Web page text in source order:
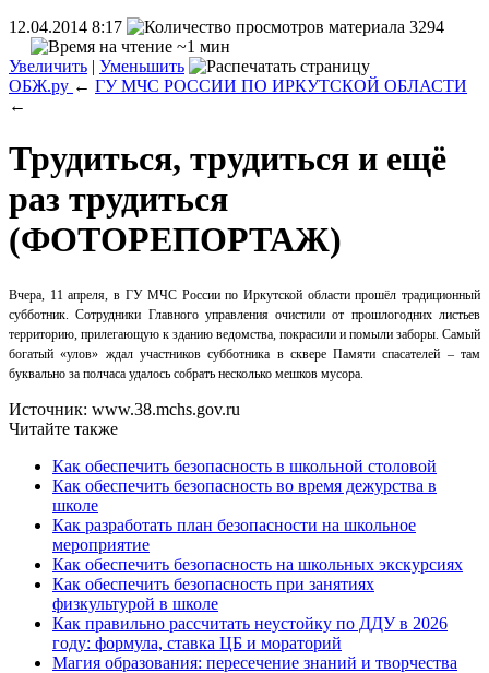
12.04.2014 8:17
3294
~1 мин
Увеличить | Уменьшить
ОБЖ.ру ← ГУ МЧС РОССИИ ПО ИРКУТСКОЙ ОБЛАСТИ
←
Трудиться, трудиться и ещё
раз трудиться
(ФОТОРЕПОРТАЖ)
Вчера, 11 апреля, в ГУ МЧС России по Иркутской области прошёл традиционный
субботник. Сотрудники Главного управления очистили от прошлогодних листьев
территорию, прилегающую к зданию ведомства, покрасили и помыли заборы. Самый
богатый «улов» ждал участников субботника в сквере Памяти спасателей – там
буквально за полчаса удалось собрать несколько мешков мусора.
Источник: www.38.mchs.gov.ru
Читайте также
Как обеспечить безопасность в школьной столовой
Как обеспечить безопасность во время дежурства в
школе
Как разработать план безопасности на школьное
мероприятие
Как обеспечить безопасность на школьных экскурсиях
Как обеспечить безопасность при занятиях
физкультурой в школе
Как правильно рассчитать неустойку по ДДУ в 2026
году: формула, ставка ЦБ и мораторий
Магия образования: пересечение знаний и творчества